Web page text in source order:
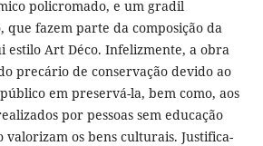
policromado, e um gradil
fazem parte da composição da
estilo Art Déco. Infelizmente, a obra
precário de conservação devido ao
em preservá-la, bem como, aos
por pessoas sem educação
os bens culturais. Justifica-